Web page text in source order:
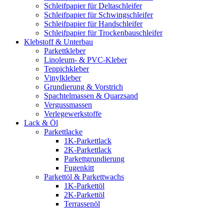
Schleifpapier für Deltaschleifer
Schleifpapier für Schwingschleifer
Schleifpapier für Handschleifer
Schleifpapier für Trockenbauschleifer
Klebstoff & Unterbau
Parkettkleber
Linoleum- & PVC-Kleber
Teppichkleber
Vinylkleber
Grundierung & Vorstrich
Spachtelmassen & Quarzsand
Vergussmassen
Verlegewerkstoffe
Lack & Öl
Parkettlacke
1K-Parkettlack
2K-Parkettlack
Parkettgrundierung
Fugenkitt
Parkettöl & Parkettwachs
1K-Parkettöl
2K-Parkettöl
Terrassenöl